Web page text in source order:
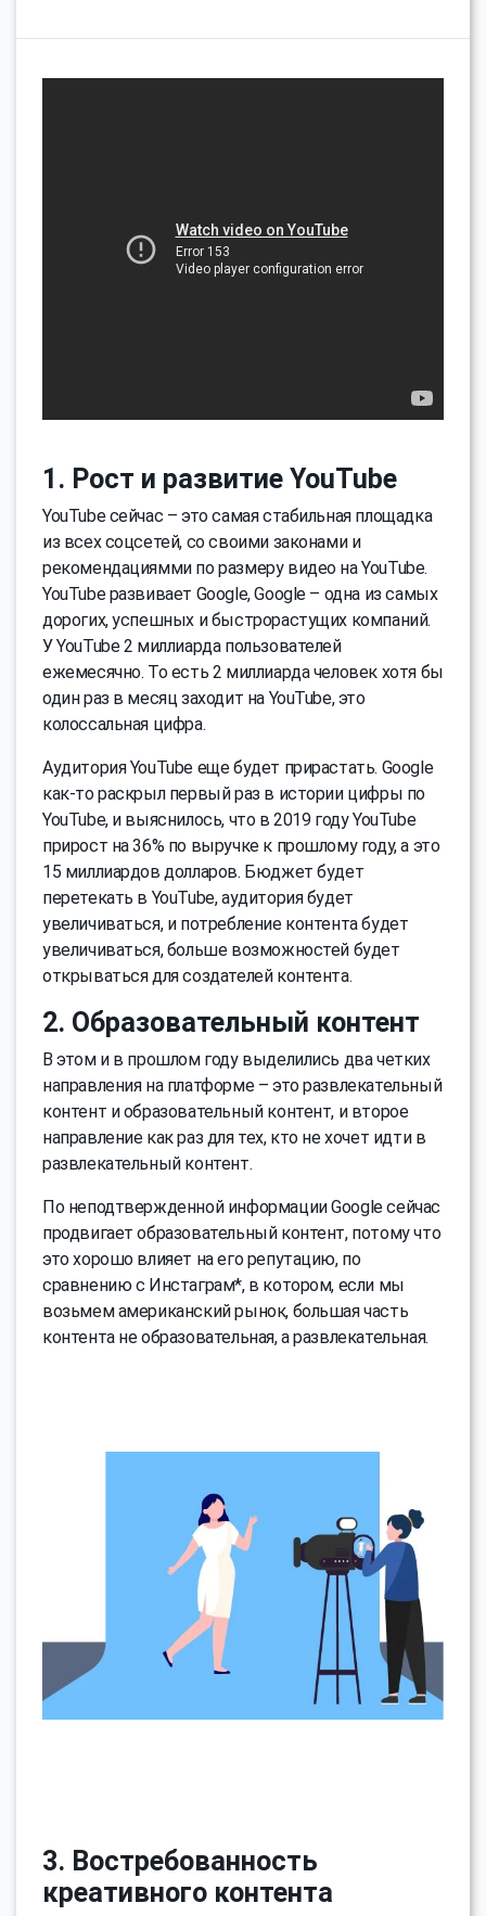
1. Рост и развитие YouTube
YouTube сейчас – это самая стабильная площадка
из всех соцсетей, со своими законами и
рекомендациямми по размеру видео на YouTube.
YouTube развивает Google, Google – одна из самых
дорогих, успешных и быстрорастущих компаний.
У YouTube 2 миллиарда пользователей
ежемесячно. То есть 2 миллиарда человек хотя бы
один раз в месяц заходит на YouTube, это
колоссальная цифра.
Аудитория YouTube еще будет прирастать. Google
как-то раскрыл первый раз в истории цифры по
YouTube, и выяснилось, что в 2019 году YouTube
прирост на 36% по выручке к прошлому году, а это
15 миллиардов долларов. Бюджет будет
перетекать в YouTube, аудитория будет
увеличиваться, и потребление контента будет
увеличиваться, больше возможностей будет
открываться для создателей контента.
2. Образовательный контент
В этом и в прошлом году выделились два четких
направления на платформе – это развлекательный
контент и образовательный контент, и второе
направление как раз для тех, кто не хочет идти в
развлекательный контент.
По неподтвержденной информации Google сейчас
продвигает образовательный контент, потому что
это хорошо влияет на его репутацию, по
сравнению с Инстаграм*, в котором, если мы
возьмем американский рынок, большая часть
контента не образовательная, а развлекательная.
3. Востребованность
креативного контента